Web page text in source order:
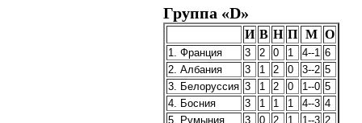
Группа «D»
И В Н П М О
1. Франция 3 2 0 1 4--1 6
2. Албания
3 1 2 0 3--2 5
3. Белоруссия 3 1 2 0 1--0 5
4. Босния
3 1 1 1 4--3 4
5. Румыния
3 0 2 1 1--3 2